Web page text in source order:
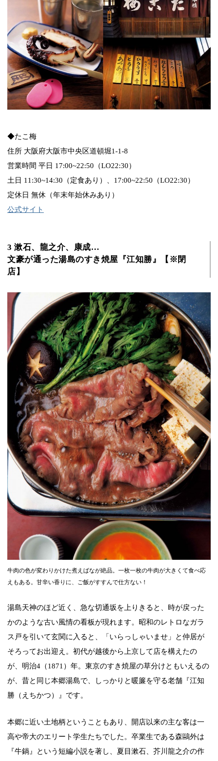
◆たこ梅
住所 大阪府大阪市中央区道頓堀1-1-8
営業時間 平日 17:00~22:50（LO22:30）
土日 11:30~14:30（定食あり）、17:00~22:50（LO22:30）
定休日 無休（年末年始休みあり）
公式サイト
3 漱石、龍之介、康成…
文豪が通った湯島のすき焼屋『江知勝』【※閉
店】
牛肉の色が変わりかけた煮えばなが絶品。一枚一枚の牛肉が大きくて食べ応
えもある。甘辛い香りに、ご飯がすすんで仕方ない！
湯島天神のほど近く、急な切通坂を上りきると、時が戻った
かのような古い風情の看板が現れます。昭和のレトロなガラ
ス戸を引いて玄関に入ると、「いらっしゃいませ」と仲居が
そろってお出迎え。初代が越後から上京して店を構えたの
が、明治4（1871）年。東京のすき焼屋の草分けともいえるの
が、昔と同じ本郷湯島で、しっかりと暖簾を守る老舗『江知
勝（えちかつ）』です。
本郷に近い土地柄ということもあり、開店以来の主な客は一
高や帝大のエリート学生たちでした。卒業生である森鷗外は
『牛鍋』という短編小説を著し、夏目漱石、芥川龍之介の作